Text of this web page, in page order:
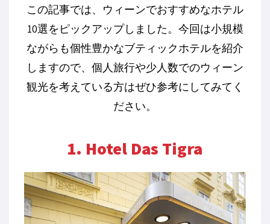
この記事では、ウィーンでおすすめなホテル
10選をピックアップしました。今回は小規模
ながらも個性豊かなブティックホテルを紹介
しますので、個人旅行や少人数でのウィーン
観光を考えている方はぜひ参考にしてみてく
ださい。
1. Hotel Das Tigra